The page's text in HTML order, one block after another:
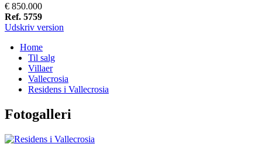
€ 850.000
Ref. 5759
Udskriv version
Home
Til salg
Villaer
Vallecrosia
Residens i Vallecrosia
Fotogalleri